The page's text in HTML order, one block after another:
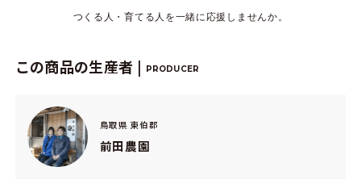
つくる人・育てる人を一緒に応援しませんか。
この商品の生産者 | PRODUCER
鳥取県 東伯郡
前田農園